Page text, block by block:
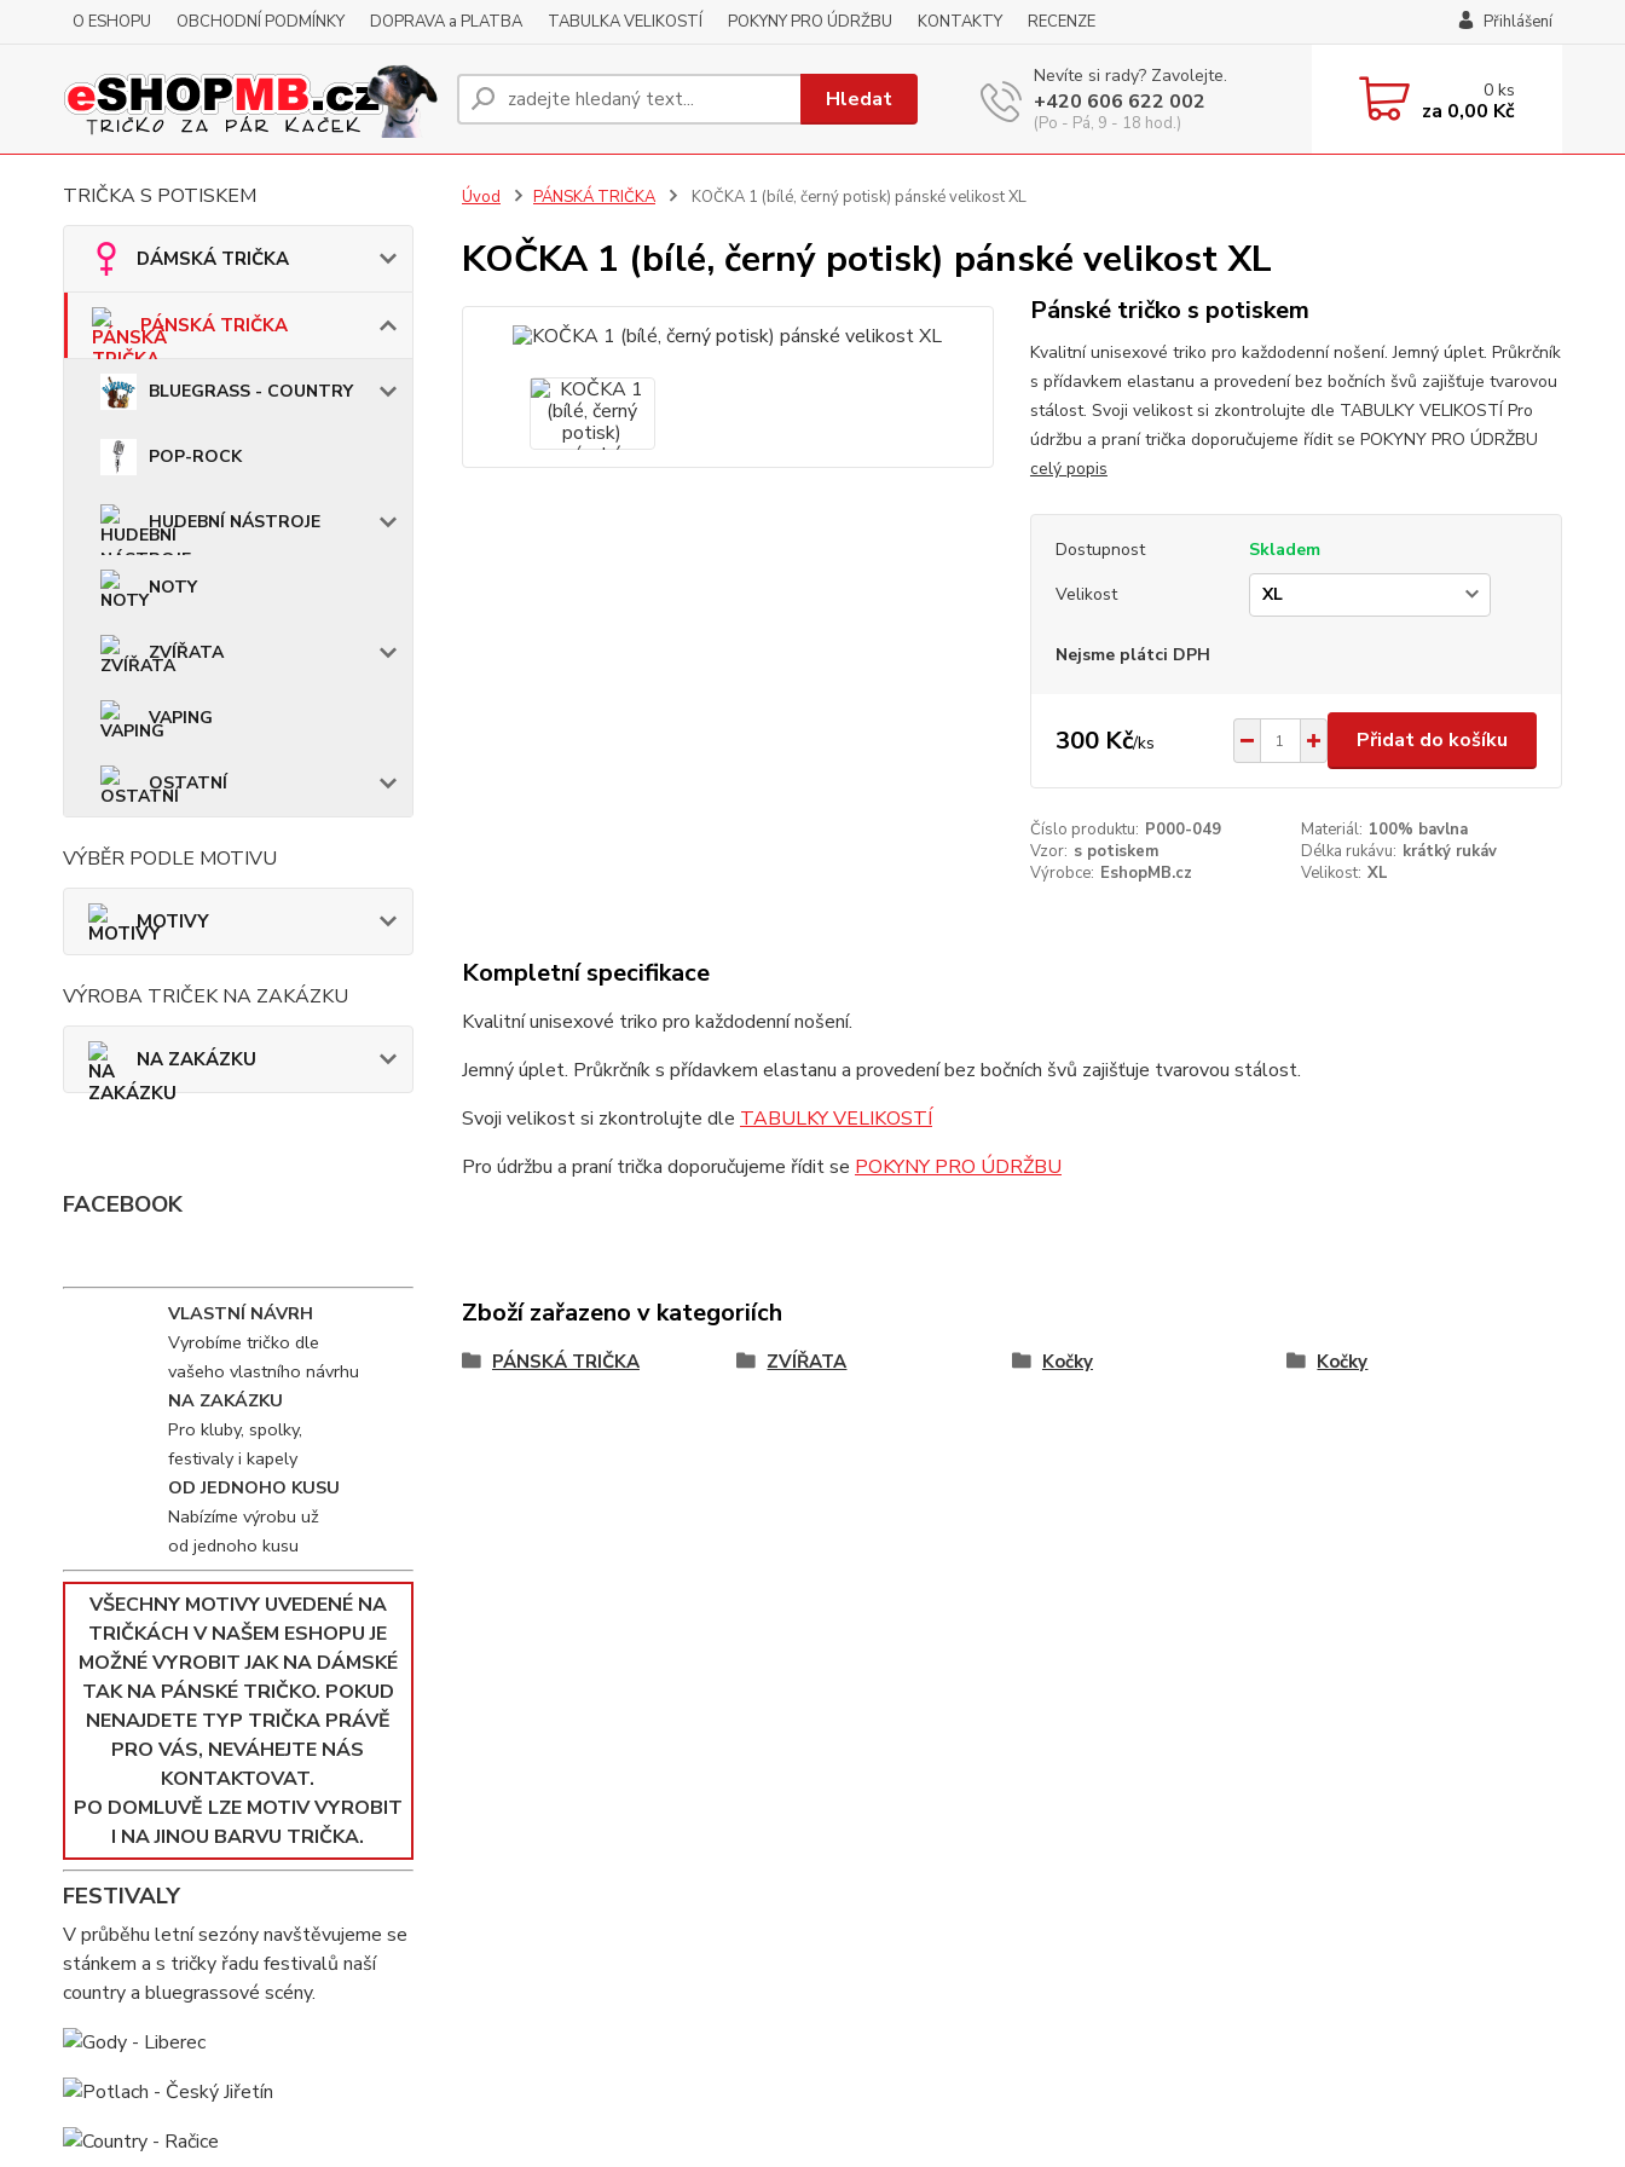
O ESHOPU OBCHODNÍ PODMÍNKY DOPRAVA a PLATBA TABULKA VELIKOSTÍ POKYNY PRO ÚDRŽBU KONTAKTY RECENZE Přihlášení
Hledat
Nevíte si rady? Zavolejte.
+420 606 622 002
(Po - Pá, 9 - 18 hod.)
0ks
za 0,00 Kč
TRIČKA S POTISKEM
DÁMSKÁ TRIČKA
PÁNSKÁ TRIČKA
BLUEGRASS - COUNTRY
POP-ROCK
HUDEBNÍ NÁSTROJE
NOTY
ZVÍŘATA
VAPING
OSTATNÍ
VÝBĚR PODLE MOTIVU
MOTIVY
VÝROBA TRIČEK NA ZAKÁZKU
NA ZAKÁZKU
FACEBOOK
VLASTNÍ NÁVRH
Vyrobíme tričko dle
vašeho vlastního návrhu
NA ZAKÁZKU
Pro kluby, spolky,
festivaly i kapely
OD JEDNOHO KUSU
Nabízíme výrobu už
od jednoho kusu
VŠECHNY MOTIVY UVEDENÉ NA
TRIČKÁCH V NAŠEM ESHOPU JE
MOŽNÉ VYROBIT JAK NA DÁMSKÉ
TAK NA PÁNSKÉ TRIČKO. POKUD
NENAJDETE TYP TRIČKA PRÁVĚ
PRO VÁS, NEVÁHEJTE NÁS
KONTAKTOVAT.
PO DOMLUVĚ LZE MOTIV VYROBIT
I NA JINOU BARVU TRIČKA.
FESTIVALY
V průběhu letní sezóny navštěvujeme se
stánkem a s tričky řadu festivalů naší
country a bluegrassové scény.
Úvod PÁNSKÁ TRIČKA KOČKA 1 (bílé, černý potisk) pánské velikost XL
KOČKA 1 (bílé, černý potisk) pánské velikost XL
Pánské tričko s potiskem
Kvalitní unisexové triko pro každodenní nošení. Jemný úplet. Průkrčník
s přídavkem elastanu a provedení bez bočních švů zajišťuje tvarovou
stálost. Svoji velikost si zkontrolujte dle TABULKY VELIKOSTÍ Pro
údržbu a praní trička doporučujeme řídit se POKYNY PRO ÚDRŽBU
celý popis
Dostupnost
Skladem
Velikost
Nejsme plátci DPH
300 Kč/ks Přidat do košíku
Číslo produktu: P000-049 Materiál: 100% bavlna
Vzor: s potiskem Délka rukávu: krátký rukáv
Výrobce: EshopMB.cz Velikost: XL
Kompletní specifikace
Kvalitní unisexové triko pro každodenní nošení.
Jemný úplet. Průkrčník s přídavkem elastanu a provedení bez bočních švů zajišťuje tvarovou stálost.
Svoji velikost si zkontrolujte dle TABULKY VELIKOSTÍ
Pro údržbu a praní trička doporučujeme řídit se POKYNY PRO ÚDRŽBU
Zboží zařazeno v kategoriích
PÁNSKÁ TRIČKA ZVÍŘATA Kočky Kočky